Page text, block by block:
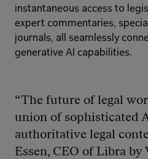
instantaneous access to
expert commentaries,
journals, all seamlessly
generative AI capabilities.
“The future of legal
union of sophisticated
authoritative legal
Essen, CEO of Libra by